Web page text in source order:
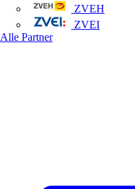
ZVEH
ZVEI
Alle Partner